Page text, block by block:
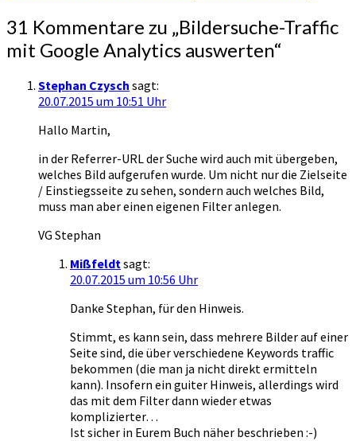
31 Kommentare zu „Bildersuche-Traffic
mit Google Analytics auswerten“
Stephan Czysch sagt:
20.07.2015 um 10:51 Uhr
Hallo Martin,
in der Referrer-URL der Suche wird auch mit übergeben,
welches Bild aufgerufen wurde. Um nicht nur die Zielseite
/ Einstiegsseite zu sehen, sondern auch welches Bild,
muss man aber einen eigenen Filter anlegen.
VG Stephan
Mißfeldt sagt:
20.07.2015 um 10:56 Uhr
Danke Stephan, für den Hinweis.
Stimmt, es kann sein, dass mehrere Bilder auf einer
Seite sind, die über verschiedene Keywords traffic
bekommen (die man ja nicht direkt ermitteln
kann). Insofern ein guiter Hinweis, allerdings wird
das mit dem Filter dann wieder etwas
komplizierter…
Ist sicher in Eurem Buch näher beschrieben :-)